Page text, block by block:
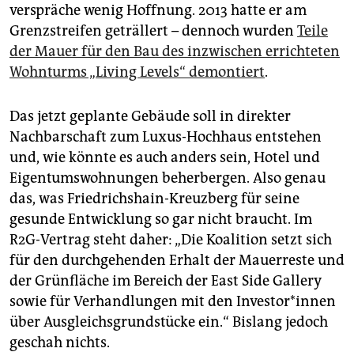
verspräche wenig Hoffnung. 2013 hatte er am
Grenzstreifen geträllert – dennoch wurden Teile
der Mauer für den Bau des inzwischen errichteten
Wohnturms „Living Levels“ demontiert.
Das jetzt geplante Gebäude soll in direkter
Nachbarschaft zum Luxus-Hochhaus entstehen
und, wie könnte es auch anders sein, Hotel und
Eigentumswohnungen beherbergen. Also genau
das, was Friedrichshain-Kreuzberg für seine
gesunde Entwicklung so gar nicht braucht. Im
R2G-Vertrag steht daher: „Die Koalition setzt sich
für den durchgehenden Erhalt der Mauerreste und
der Grünfläche im Bereich der East Side Gallery
sowie für Verhandlungen mit den Investor*innen
über Ausgleichsgrundstücke ein.“ Bislang jedoch
geschah nichts.